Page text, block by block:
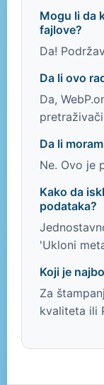
Mogu li da
fajlove?
Da!
Da li ovo
Da,
Da li
Ne. Ovo je
Kako da
podataka?
'Ukloni
Koji je
Za
kvaliteta ili